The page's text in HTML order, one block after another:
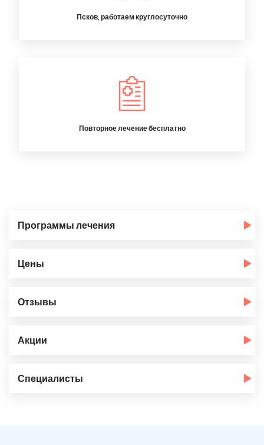
Псков, работаем круглосуточно
Повторное лечение бесплатно
Программы лечения
Цены
Отзывы
Акции
Специалисты